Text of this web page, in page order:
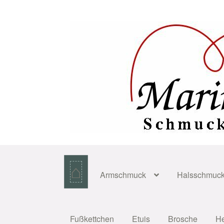
⌂ Armschmuck
Fußkettchen Etuis Brosche